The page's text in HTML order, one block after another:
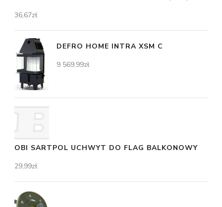
36,67zł
DEFRO HOME INTRA XSM C
9 569,99zł
OBI SARTPOL UCHWYT DO FLAG BALKONOWY
29,99zł